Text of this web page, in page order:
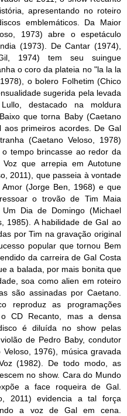
apresentando no roteiro
emblemáticos. Da Maior
1973) abre o espetáculo
(1973). De Cantar (1974),
1974) tem seu suingue
o coro da plateia no "la la la
o bolero Folhetim (Chico
sugerida pela levada
destacado na moldura
que torna Baby (Caetano
aos primeiros acordes. De Gal
(Caetano Veloso, 1978)
tempo brincasse ao redor da
que arrepia em Autotune
2011), que passeia à vontade
(Jorge Ben, 1968) e que
o trovão de Tim Maia
Dia de Domingo (Michael
1985). A habilidade de Gal ao
por Tim na gravação original
popular que tornou Bem
da carreira de Gal Costa
a balada, por mais bonita que
soa como alien em roteiro
são assinadas por Caetano.
reproduz as programações
CD Recanto, mas a densa
é diluída no show pelas
de Pedro Baby, condutor
1976), música gravada
(1982). De todo modo, as
no show. Cara do Mundo
a face roqueira de Gal.
2011) evidencia a tal força
a voz de Gal em cena.